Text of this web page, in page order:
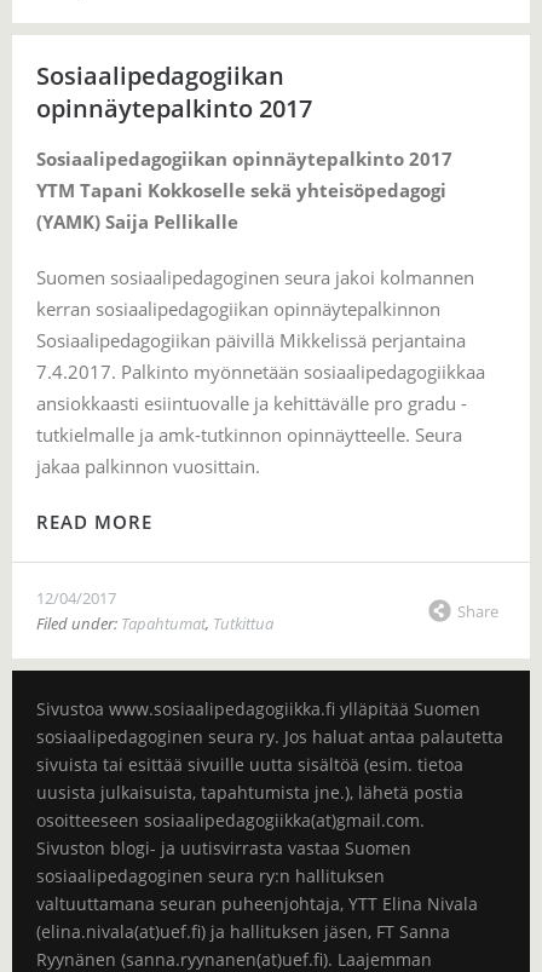
Sosiaalipedagogiikan
opinnäytepalkinto 2017
Sosiaalipedagogiikan opinnäytepalkinto 2017
YTM Tapani Kokkoselle sekä yhteisöpedagogi
(YAMK) Saija Pellikalle
Suomen sosiaalipedagoginen seura jakoi kolmannen
kerran sosiaalipedagogiikan opinnäytepalkinnon
Sosiaalipedagogiikan päivillä Mikkelissä perjantaina
7.4.2017. Palkinto myönnetään sosiaalipedagogiikkaa
ansiokkaasti esiintuovalle ja kehittävälle pro gradu -
tutkielmalle ja amk-tutkinnon opinnäytteelle. Seura
jakaa palkinnon vuosittain.
READ MORE
12/04/2017
Filed under: Tapahtumat, Tutkittua
Share
Sivustoa www.sosiaalipedagogiikka.fi ylläpitää Suomen
sosiaalipedagoginen seura ry. Jos haluat antaa palautetta
sivuista tai esittää sivuille uutta sisältöä (esim. tietoa
uusista julkaisuista, tapahtumista jne.), lähetä postia
osoitteeseen sosiaalipedagogiikka(at)gmail.com.
Sivuston blogi- ja uutisvirrasta vastaa Suomen
sosiaalipedagoginen seura ry:n hallituksen
valtuuttamana seuran puheenjohtaja, YTT Elina Nivala
(elina.nivala(at)uef.fi) ja hallituksen jäsen, FT Sanna
Ryynänen (sanna.ryynanen(at)uef.fi). Laajemman